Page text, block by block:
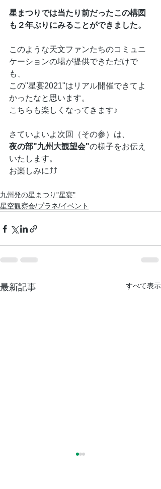
星まつりでは当たり前だったこの構図
も２年ぶりにみることができました。
このような天文ファンたちのコミュニ
ケーションの場が提供できただけで
も、
この"星宴2021"はリアル開催できてよ
かったなと思います。
こちらも楽しくなってきます♪
さていよいよ次回（その参）は、
夜の部"九州大観望会"の様子をお伝え
いたします。
お楽しみに⤴⤴
九州発の星まつり"星宴"
星空観察会/プラネ/イベント
最新記事 すべて表示